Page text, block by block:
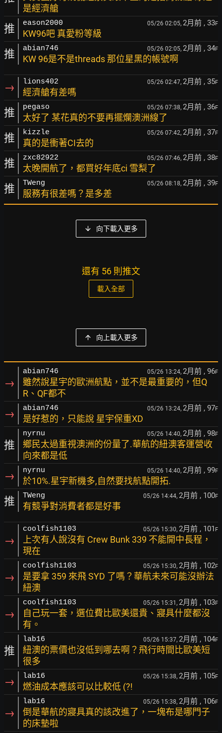
是經濟艙
推 eason2000 05/26 02:05, 2月前 , 33F
KW96吧 真愛粉等級
推 abian746 05/26 02:05, 2月前 , 34F
KW 96是不是threads 那位星黑的帳號啊
→ lions402 05/26 02:47, 2月前 , 35F
經濟艙有差嗎
推 pegaso 05/26 07:38, 2月前 , 36F
太好了 某花真的不要再擺爛澳洲線了
推 kizzle 05/26 07:42, 2月前 , 37F
真的是衝著CI去的
推 zxc82922 05/26 07:46, 2月前 , 38F
太晚開航了，都買好年底ci 雪梨了
推 TWeng 05/26 08:18, 2月前 , 39F
服務有很差嗎？是多差
向下載入更多
還有 56 則推文
載入全部
向上載入更多
→
abian746 05/26 13:24, 2月前 , 96F
雖然說星宇的歐洲航點，並不是最重要的，但Q
R、QF都不
→ abian746 05/26 13:24, 2月前 , 97F
是好惹的，只能說 星宇保重XD
推
nyrnu 05/26 14:40, 2月前 , 98F
鄉民太過重視澳洲的份量了.華航的紐澳客運營收
向來都是低
→ nyrnu 05/26 14:40, 2月前 , 99F
於10%.星宇新機多,自然要找航點開拓.
推 TWeng 05/26 14:44, 2月前 , 100F
有競爭對消費者都是好事
→
coolfish1103 05/26 15:30, 2月前 , 101 F
上次有人說沒有 Crew Bunk 339 不能開中長程，
現在
→
coolfish1103 05/26 15:30, 2月前 , 102F
是要拿 359 來飛 SYD 了嗎？華航未來可能沒辦法
紐澳
→
coolfish1103 05/26 15:31, 2月前 , 103F
自己玩一套，選位費比歐美還貴、寢具什麼都沒
有。
推
lab16 05/26 15:37, 2月前 , 104F
紐澳的票價也沒低到哪去啊？飛行時間比歐美短
很多
→ lab16 05/26 15:38, 2月前 , 105F
燃油成本應該可以比較低 (?!
→
lab16 05/26 15:38, 2月前 , 106F
倒是華航的寢具真的該改進了，一塊布是哪門子
的床墊啦